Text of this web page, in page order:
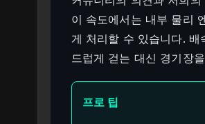
이 속도에서는 내부 물리
게 처리할 수 있습니다.
드럽게 걷는 대신 경기장
프로 팁